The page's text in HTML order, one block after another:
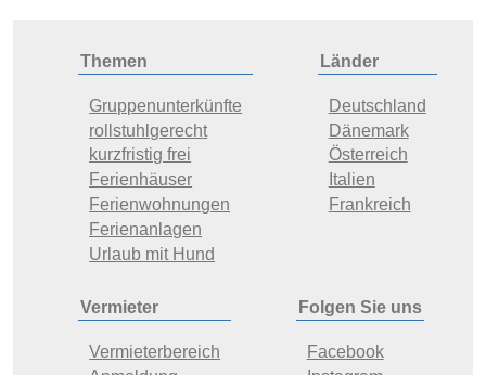
Themen
Gruppenunterkünfte
rollstuhlgerecht
kurzfristig frei
Ferienhäuser
Ferienwohnungen
Ferienanlagen
Urlaub mit Hund
Länder
Deutschland
Dänemark
Österreich
Italien
Frankreich
Vermieter
Vermieterbereich
Folgen Sie uns
Facebook